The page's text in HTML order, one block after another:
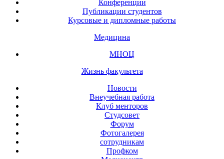
Конференции
Публикации студентов
Курсовые и дипломные работы
Медицина
МНОЦ
Жизнь факультета
Новости
Внеучебная работа
Клуб менторов
Студсовет
Форум
Фотогалерея
сотрудникам
Профком